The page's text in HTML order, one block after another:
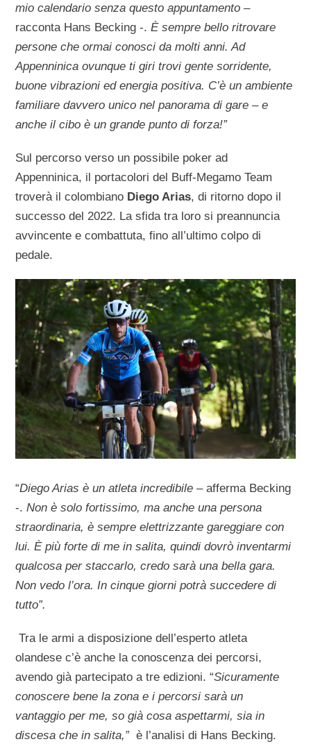
mio calendario senza questo appuntamento –
racconta Hans Becking -.È sempre bello ritrovare
persone che ormai conosci da molti anni. Ad
Appenninica ovunque ti giri trovi gente sorridente,
buone vibrazioni ed energia positiva. C’è un ambiente
familiare davvero unico nel panorama di gare – e
anche il cibo è un grande punto di forza!”
Sul percorso verso un possibile poker ad
Appenninica, il portacolori del Buff-Megamo Team
troverà il colombiano Diego Arias, di ritorno dopo il
successo del 2022. La sfida tra loro si preannuncia
avvincente e combattuta, fino all’ultimo colpo di
pedale.
“Diego Arias è un atleta incredibile –afferma Becking
-.Non è solo fortissimo, ma anche una persona
straordinaria, è sempre elettrizzante gareggiare con
lui. È più forte di me in salita, quindi dovrò inventarmi
qualcosa per staccarlo, credo sarà una bella gara.
Non vedo l’ora. In cinque giorni potrà succedere di
tutto”.
Tra le armi a disposizione dell’esperto atleta
olandese c’è anche la conoscenza dei percorsi,
avendo già partecipato a tre edizioni. “Sicuramente
conoscere bene la zona e i percorsi sarà un
vantaggio per me, so già cosa aspettarmi, sia in
discesa che in salita,”è l’analisi di Hans Becking.